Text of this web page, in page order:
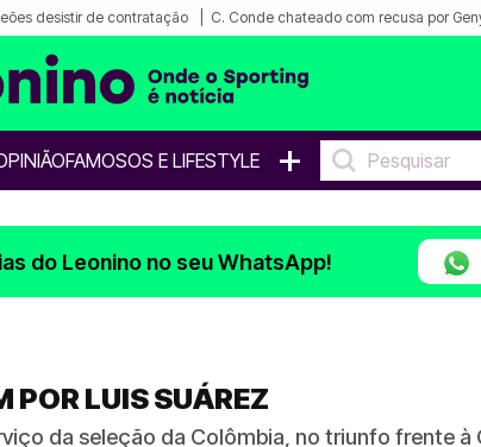
desistir de contratação C. Conde chateado com recusa por
FAMOSOS E LIFESTYLE +
do Leonino no seu WhatsApp!
POR LUIS SUÁREZ
da seleção da Colômbia, no triunfo frente à